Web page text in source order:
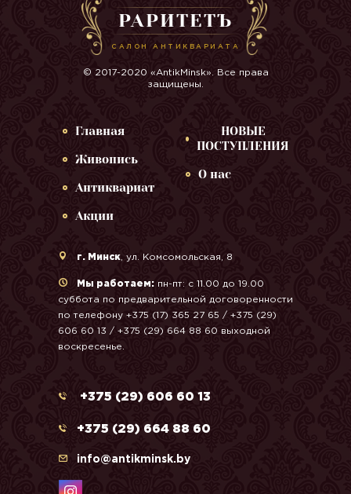
РАРИТЕТЪ
САЛОН АНТИКВАРИАТА
© 2017-2020 «AntikMinsk». Все права
защищены.
Главная
Живопись
Антиквариат
Акции
НОВЫЕ
ПОСТУПЛЕНИЯ
О нас
г. Минск , ул. Комсомольская, 8
Мы работаем: пн-пт: с 11.00 до 19.00
суббота по предварительной договоренности
по телефону +375 (17) 365 27 65 / +375 (29)
606 60 13 / +375 (29) 664 88 60 выходной
воскресенье.
+375 (29) 606 60 13
+375 (29) 664 88 60
info@antikminsk.by